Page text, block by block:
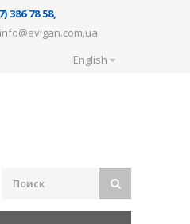
386 78 58,
info@avigan.com.ua
English